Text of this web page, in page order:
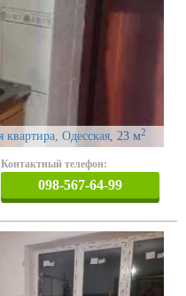
Одесская , 23 м2
Контактный телефон:
098-567-64-99